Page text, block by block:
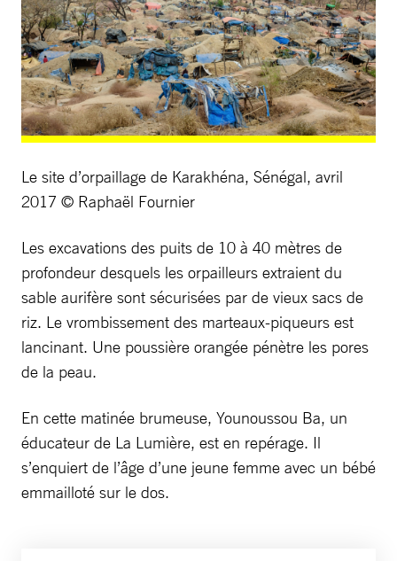
Le site d’orpaillage de Karakhéna, Sénégal, avril
2017 © Raphaël Fournier
Les excavations des puits de 10 à 40 mètres de
profondeur desquels les orpailleurs extraient du
sable aurifère sont sécurisées par de vieux sacs de
riz. Le vrombissement des marteaux-piqueurs est
lancinant. Une poussière orangée pénètre les pores
de la peau.
En cette matinée brumeuse, Younoussou Ba, un
éducateur de La Lumière, est en repérage. Il
s’enquiert de l’âge d’une jeune femme avec un bébé
emmailloté sur le dos.